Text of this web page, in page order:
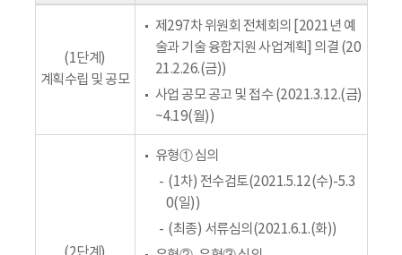
(1단계)
계획수립 및 공모
제297차 위원회 전체회의 [2021년 예
술과 기술 융합지원 사업계획] 의결 (20
21.2.26.(금))
사업 공모 공고 및 접수 (2021.3.12.(금)
~4.19(월))
유형① 심의
(1차) 전수검토(2021.5.12(수)-5.3
0(일))
(최종) 서류심의(2021.6.1.(화))